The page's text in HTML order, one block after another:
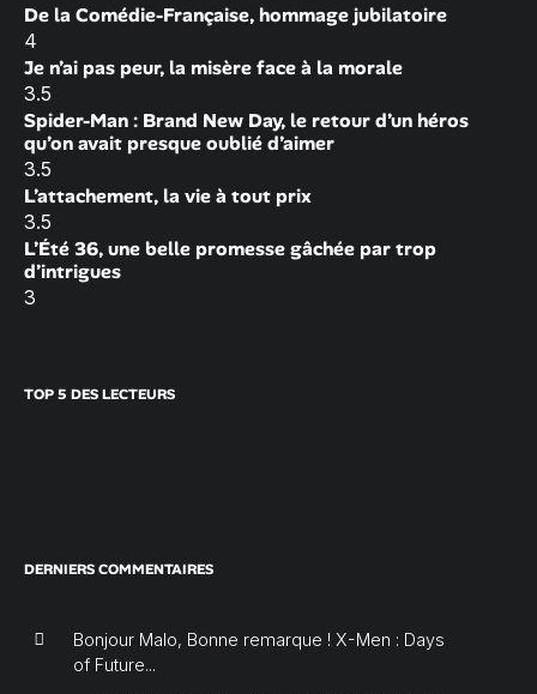
De la Comédie-Française, hommage jubilatoire
4
Je n’ai pas peur, la misère face à la morale
3.5
Spider-Man : Brand New Day, le retour d’un héros
qu’on avait presque oublié d’aimer
3.5
L’attachement, la vie à tout prix
3.5
L’Été 36, une belle promesse gâchée par trop
d’intrigues
3
TOP 5 DES LECTEURS
DERNIERS COMMENTAIRES
Bonjour Malo, Bonne remarque ! X-Men : Days
of Future...